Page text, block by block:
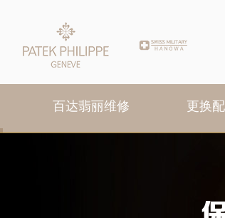
百达翡丽维修 更换